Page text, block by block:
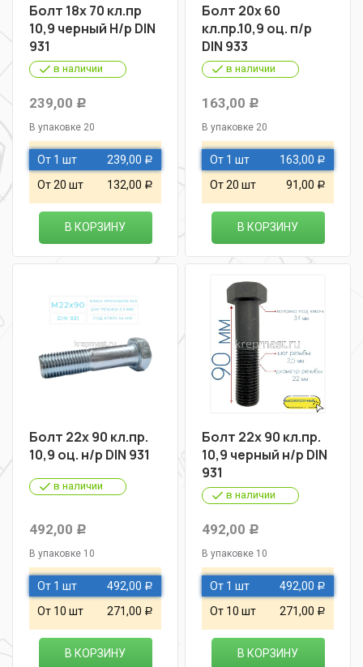
Болт 18х 70 кл.пр
10,9 черный Н/р DIN
931
в наличии
239,00 Р
В упаковке 20
От 1 шт 239,00 Р
От 20 шт 132,00 Р
В КОРЗИНУ
Болт 20х 60
кл.пр.10,9 оц. п/р
DIN 933
в наличии
163,00 Р
В упаковке 20
От 1 шт 163,00 Р
От 20 шт 91,00 Р
В КОРЗИНУ
Болт 22х 90 кл.пр.
10,9 оц. н/р DIN 931
в наличии
492,00 Р
В упаковке 10
От 1 шт 492,00 Р
От 10 шт 271,00 Р
В КОРЗИНУ
Болт 22х 90 кл.пр.
10,9 черный н/р DIN
931
в наличии
492,00 Р
В упаковке 10
От 1 шт 492,00 Р
От 10 шт 271,00 Р
В КОРЗИНУ